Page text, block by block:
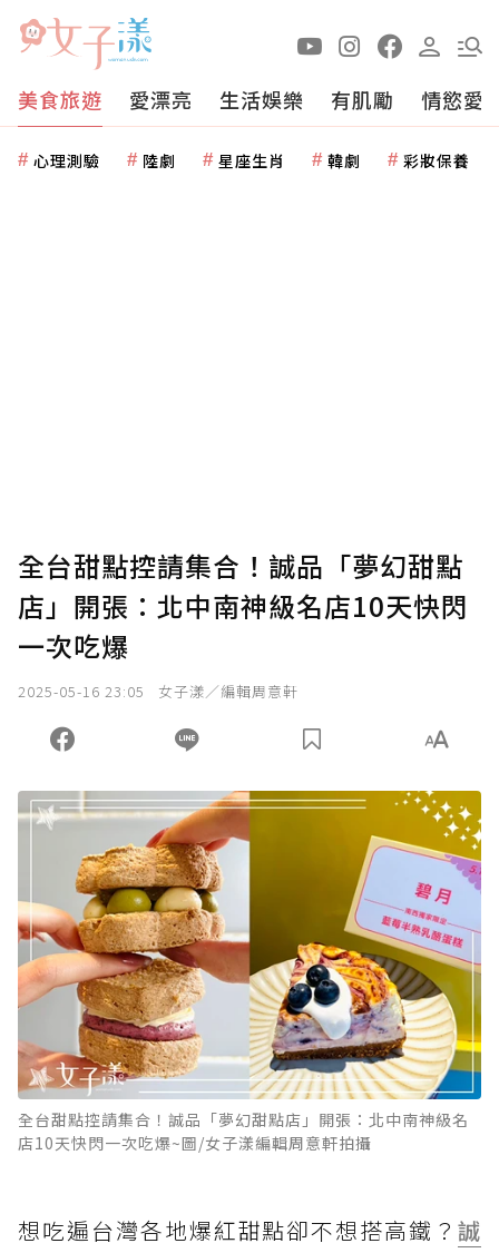
美食旅遊 愛漂亮 生活娛樂 有肌勵 情慾愛
心理測驗 陸劇 星座生肖 韓劇 彩妝保養
全台甜點控請集合！誠品「夢幻甜點
店」開張：北中南神級名店10天快閃
一次吃爆
2025-05-16 23:05 女子漾／編輯周意軒
全台甜點控請集合！誠品「夢幻甜點店」開張：北中南神級名
店10天快閃一次吃爆~圖/女子漾編輯周意軒拍攝
想吃遍台灣各地爆紅甜點卻不想搭高鐵？ 誠